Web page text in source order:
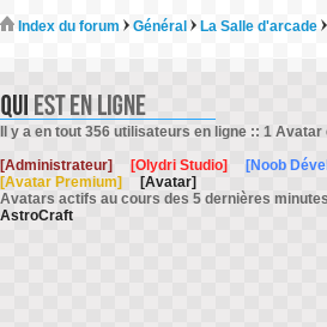
Index du forum Général La Salle d'arcade
Il y a en tout 356 utilisateurs en ligne :: 1
[Administrateur]
[Olydri Studio] [Noob
[Avatar Premium]
[Avatar]
Avatars actifs au cours des 5 dernières
AstroCraft